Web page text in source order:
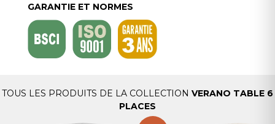
GARANTIE ET NORMES
TOUS LES PRODUITS DE LA COLLECTION VERANO TABLE 6
PLACES